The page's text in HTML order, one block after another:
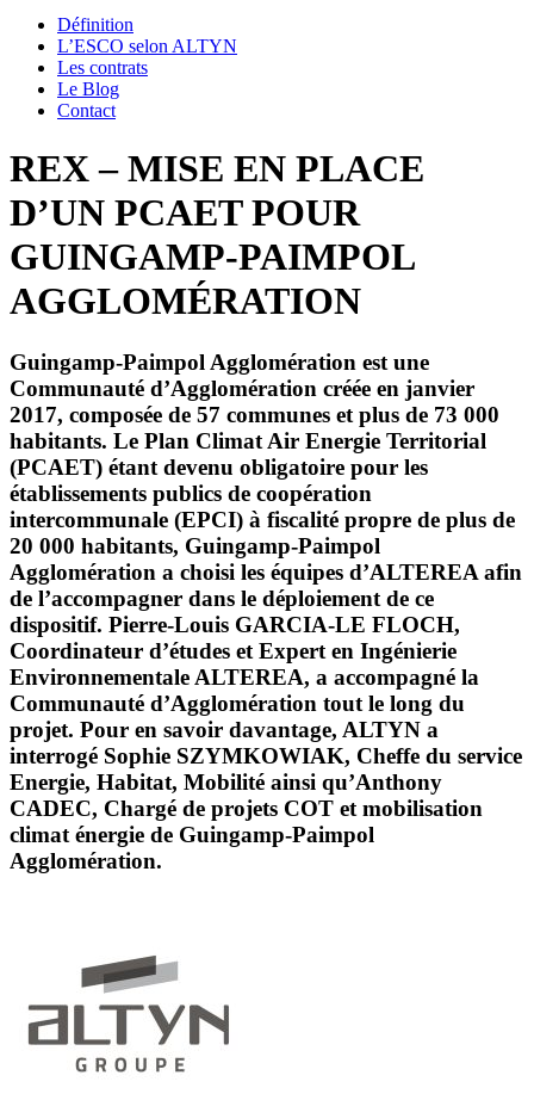
Définition
L’ESCO selon ALTYN
Les contrats
Le Blog
Contact
REX – MISE EN PLACE
D’UN PCAET POUR
GUINGAMP-PAIMPOL
AGGLOMÉRATION
Guingamp-Paimpol Agglomération est une
Communauté d’Agglomération créée en janvier
2017, composée de 57 communes et plus de 73 000
habitants. Le Plan Climat Air Energie Territorial
(PCAET) étant devenu obligatoire pour les
établissements publics de coopération
intercommunale (EPCI) à fiscalité propre de plus de
20 000 habitants, Guingamp-Paimpol
Agglomération a choisi les équipes d’ALTEREA afin
de l’accompagner dans le déploiement de ce
dispositif. Pierre-Louis GARCIA-LE FLOCH,
Coordinateur d’études et Expert en Ingénierie
Environnementale ALTEREA, a accompagné la
Communauté d’Agglomération tout le long du
projet. Pour en savoir davantage, ALTYN a
interrogé Sophie SZYMKOWIAK, Cheffe du service
Energie, Habitat, Mobilité ainsi qu’Anthony
CADEC, Chargé de projets COT et mobilisation
climat énergie de Guingamp-Paimpol
Agglomération.